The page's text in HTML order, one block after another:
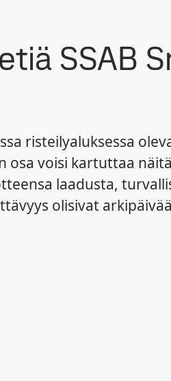
SSAB
risteilyaluksessa
voisi kartuttaa
laadusta,
olisivat